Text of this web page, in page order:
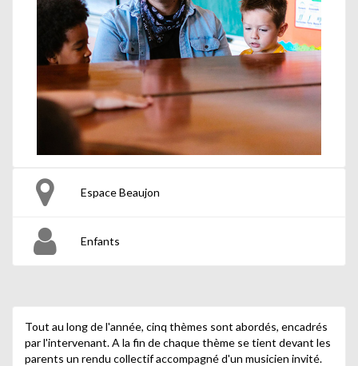
Espace Beaujon
Enfants
Tout au long de l'année, cinq thèmes sont abordés, encadrés
par l'intervenant. A la fin de chaque thème se tient devant les
parents un rendu collectif accompagné d'un musicien invité.